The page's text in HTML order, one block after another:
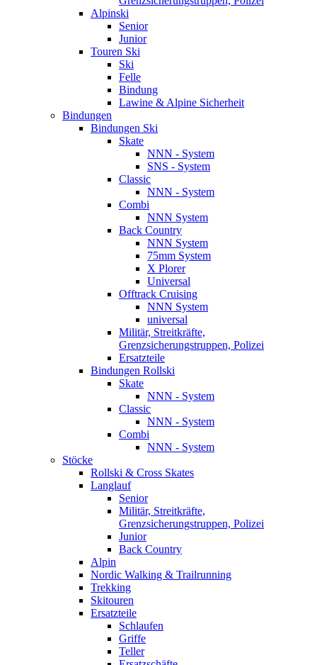
Alpinski
Senior
Junior
Touren Ski
Ski
Felle
Bindung
Lawine & Alpine Sicherheit
Bindungen
Bindungen Ski
Skate
NNN - System
SNS - System
Classic
NNN - System
Combi
NNN System
Back Country
NNN System
75mm System
X Plorer
Universal
Offtrack Cruising
NNN System
universal
Militär, Streitkräfte,
Grenzsicherungstruppen, Polizei
Ersatzteile
Bindungen Rollski
Skate
NNN - System
Classic
NNN - System
Combi
NNN - System
Stöcke
Rollski & Cross Skates
Langlauf
Senior
Militär, Streitkräfte,
Grenzsicherungstruppen, Polizei
Junior
Back Country
Alpin
Nordic Walking & Trailrunning
Trekking
Skitouren
Ersatzteile
Schlaufen
Griffe
Teller